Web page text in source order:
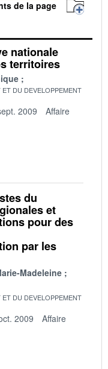
de la page
nationale
territoires
DU DEVELOPPEMENT
2009
Affaire
du
et
pour des
par les
Madeleine
DU DEVELOPPEMENT
2009
Affaire